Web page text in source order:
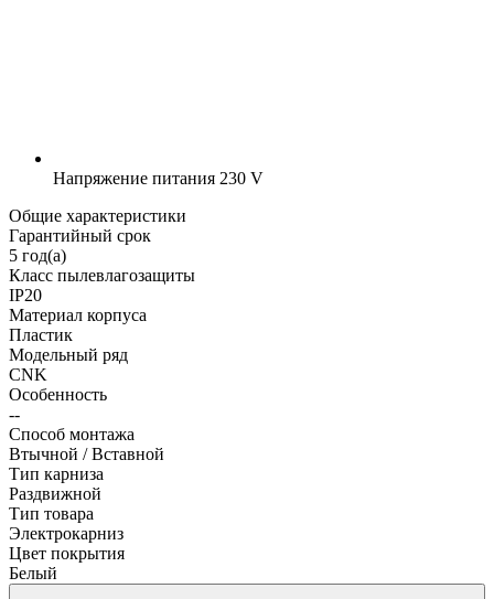
Напряжение питания 230 V
Общие характеристики
Гарантийный срок
5 год(а)
Класс пылевлагозащиты
IP20
Материал корпуса
Пластик
Модельный ряд
CNK
Особенность
--
Способ монтажа
Втычной / Вставной
Тип карниза
Раздвижной
Тип товара
Электрокарниз
Цвет покрытия
Белый